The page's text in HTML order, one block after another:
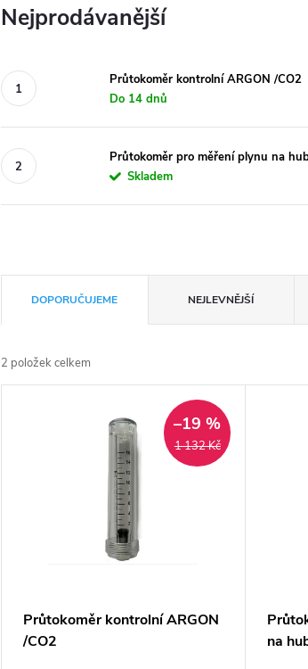
Nejprodávanější
Průtokoměr kontrolní ARGON /CO2
Do 14 dnů
Průtokoměr pro měření plynu na
Skladem
a
z
DOPORUČUJEME NEJLEVNĚJŠÍ
2 položek celkem
1 132 Kč
–19 %
Průtokoměr kontrolní ARGON
/CO2
na